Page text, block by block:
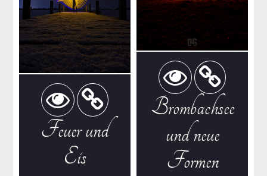
Brombachsee
und neue
Formen
Feuer und
Eis